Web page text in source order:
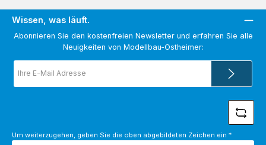
Wissen, was läuft.
Abonnieren Sie den kostenfreien Newsletter und erfahren Sie alle
Neuigkeiten von Modellbau-Ostheimer:
Mail-
Adresse
Um weiterzugehen, geben Sie die oben abgebildeten Zeichen ein *